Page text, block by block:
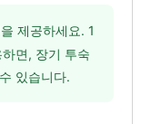
제공하세요. 1
면, 장기 투숙
있습니다.